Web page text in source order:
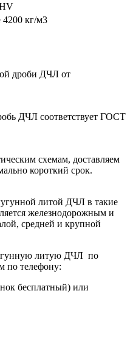
4200 кг/м3
дроби ДЧЛ от
ДЧЛ соответствует ГОСТ
схемам, доставляем
короткий срок.
литой ДЧЛ в такие
железнодорожным и
средней и крупной
литую ДЧЛ по
по телефону:
бесплатный) или